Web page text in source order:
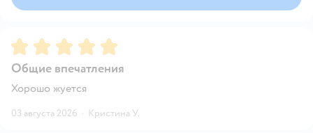
Рейтинг:5
Общие впечатления
Хорошо жуется
03 августа 2026 · Кристина У.